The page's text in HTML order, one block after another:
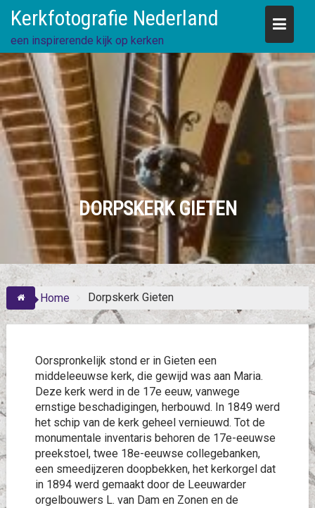
content
Kerkfotografie Nederland
een inspirerende kijk op kerken
DORPSKERK GIETEN
Home Dorpskerk Gieten
Oorspronkelijk stond er in Gieten een
middeleeuwse kerk, die gewijd was aan Maria.
Deze kerk werd in de 17e eeuw, vanwege
ernstige beschadigingen, herbouwd. In 1849 werd
het schip van de kerk geheel vernieuwd. Tot de
monumentale inventaris behoren de 17e-eeuwse
preekstoel, twee 18e-eeuwse collegebanken,
een smeedijzeren doopbekken, het kerkorgel dat
in 1894 werd gemaakt door de Leeuwarder
orgelbouwers L. van Dam en Zonen en de